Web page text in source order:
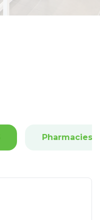
Pharmacies